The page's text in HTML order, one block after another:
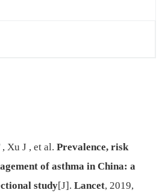
, Xu J , et al. Prevalence, risk
of asthma in China: a
study[J] . Lancet, 2019,